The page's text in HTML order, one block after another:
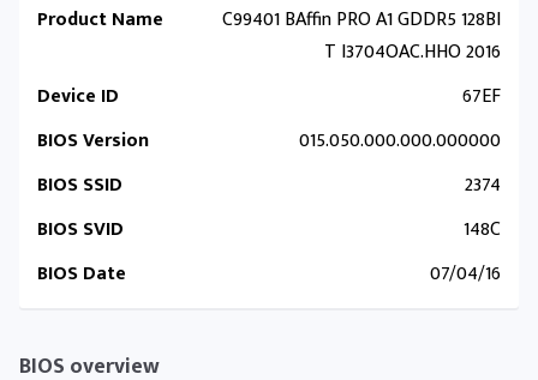
Product Name
C99401 BAffin PRO A1 GDDR5 128BI
T I3704OAC.HHO 2016
Device ID
67EF
BIOS Version
015.050.000.000.000000
BIOS SSID
2374
BIOS SVID
148C
BIOS Date
07/04/16
BIOS overview